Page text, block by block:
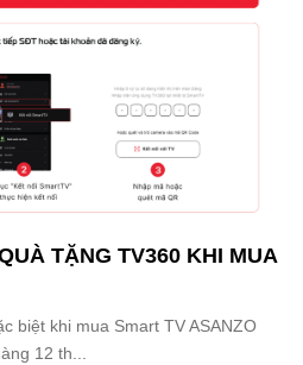
TẶNG TV360 KHI MUA
biệt khi mua Smart TV ASANZO
12 th...